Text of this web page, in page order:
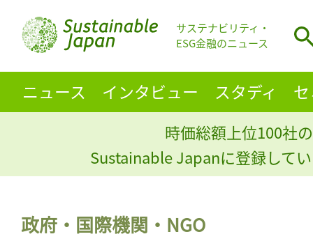
サステナビリティ・
ESG金融のニュース
ニュース インタビュー スタディ
時価総額上位100社
Sustainable Japanに登録して
政府・国際機関・NGO